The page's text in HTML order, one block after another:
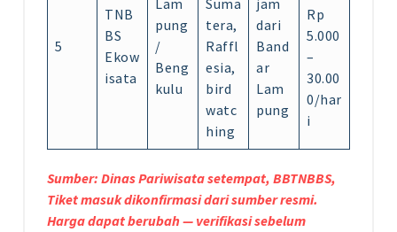
5
TNB
BS
Ekow
isata
Lam
pung
/
Beng
kulu
Suma
tera,
Raffl
esia,
bird
watc
hing
jam
dari
Band
ar
Lam
pung
Rp
5.000
–
30.00
0/har
i
Sumber: Dinas Pariwisata setempat, BBTNBBS,
Tiket masuk dikonfirmasi dari sumber resmi.
Harga dapat berubah — verifikasi sebelum